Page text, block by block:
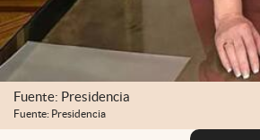
Fuente: Presidencia
Fuente: Presidencia